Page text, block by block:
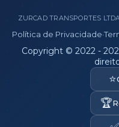
ZURCAD TRANSPORTES
Política de Privacidade·
Copyright © 2022 -
⭐
🏆